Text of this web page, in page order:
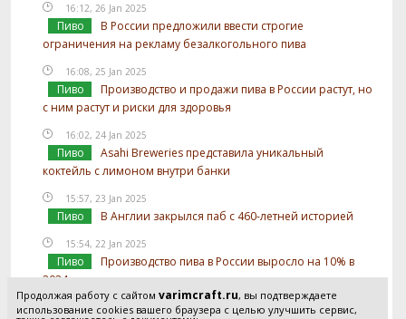
Продолжая работу с сайтом varimcraft.ru, вы подтверждаете
использование cookies вашего браузера с целью улучшить сервис,
16:12, 26 Jan 2025
Пиво
В России предложили ввести строгие
ограничения на рекламу безалкогольного пива
16:08, 25 Jan 2025
Пиво
Производство и продажи пива в России растут, но
с ним растут и риски для здоровья
16:02, 24 Jan 2025
Пиво
Asahi Breweries представила уникальный
коктейль с лимоном внутри банки
15:57, 23 Jan 2025
Пиво В Англии закрылся паб с 460-летней историей
15:54, 22 Jan 2025
Пиво
Производство пива в России выросло на 10% в
2024 году
15:52, 21 Jan 2025